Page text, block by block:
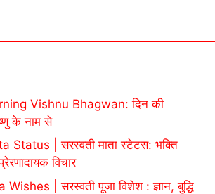
Vishnu Bhagwan: दिन की
के नाम से
Status | सरस्वती माता स्टेटस: भक्ति
विचार
| सरस्वती पूजा विशेश : ज्ञान, बुद्धि